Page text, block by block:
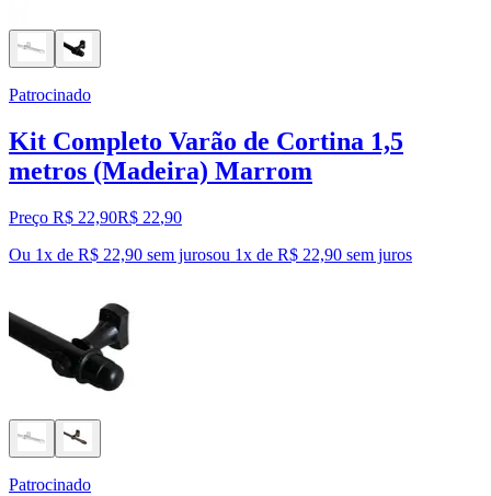
Patrocinado
Kit Completo Varão de Cortina 1,5
metros (Madeira) Marrom
Preço R$ 22,90R$ 22,90
Ou 1x de R$ 22,90 sem jurosou 1x de R$ 22,90 sem juros
Patrocinado